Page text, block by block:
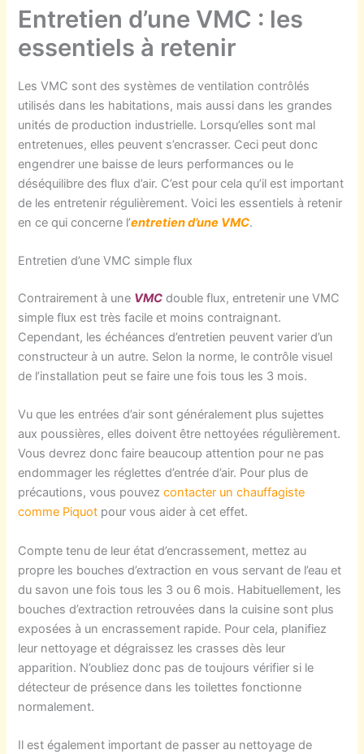
Entretien d’une VMC : les
essentiels à retenir
Les VMC sont des systèmes de ventilation contrôlés
utilisés dans les habitations, mais aussi dans les grandes
unités de production industrielle. Lorsqu’elles sont mal
entretenues, elles peuvent s’encrasser. Ceci peut donc
engendrer une baisse de leurs performances ou le
déséquilibre des flux d’air. C’est pour cela qu’il est important
de les entretenir régulièrement. Voici les essentiels à retenir
en ce qui concerne l’entretien d’une VMC.
Entretien d’une VMC simple flux
Contrairement à une VMC double flux, entretenir une VMC
simple flux est très facile et moins contraignant.
Cependant, les échéances d’entretien peuvent varier d’un
constructeur à un autre. Selon la norme, le contrôle visuel
de l’installation peut se faire une fois tous les 3 mois.
Vu que les entrées d’air sont généralement plus sujettes
aux poussières, elles doivent être nettoyées régulièrement.
Vous devrez donc faire beaucoup attention pour ne pas
endommager les réglettes d’entrée d’air. Pour plus de
précautions, vous pouvezcontacter un chauffagiste
comme Piquot pour vous aider à cet effet.
Compte tenu de leur état d’encrassement, mettez au
propre les bouches d’extraction en vous servant de l’eau et
du savon une fois tous les 3 ou 6 mois. Habituellement, les
bouches d’extraction retrouvées dans la cuisine sont plus
exposées à un encrassement rapide. Pour cela, planifiez
leur nettoyage et dégraissez les crasses dès leur
apparition. N’oubliez donc pas de toujours vérifier si le
détecteur de présence dans les toilettes fonctionne
normalement.
Il est également important de passer au nettoyage de